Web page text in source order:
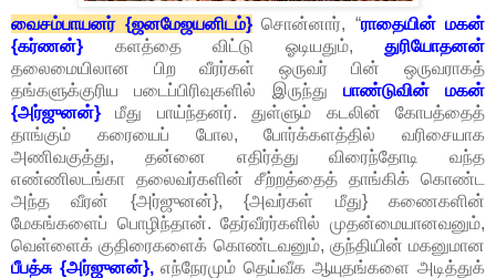
வைசம்பாயனர் {ஜனமேஜயனிடம்}சொன்னார், “ராதையின் மகன்
{கர்ணன்} களத்தை விட்டு ஓடியதும், துரியோதனன்
தலைமையிலான பிற வீரர்கள் ஒருவர் பின் ஒருவராகத்
தங்களுக்குரிய படைப்பிரிவுகளில் இருந்து பாண்டுவின் மகன்
{அர்ஜுனன்} மீது பாய்ந்தனர். துள்ளும் கடலின் கோபத்தைத்
தாங்கும் கரையைப் போல, போர்க்களத்தில் வரிசையாக
அணிவகுத்து, தன்னை எதிர்த்து விரைந்தோடி வந்த
எண்ணிலடங்கா தலைவர்களின் சீற்றத்தைத் தாங்கிக் கொண்ட
அந்த வீரன் {அர்ஜுனன்}, {அவர்கள் மீது} கணைகளின்
மேகங்களைப் பொழிந்தான். தேர்வீரர்களில் முதன்மையானவனும்,
வெள்ளைக் குதிரைகளைக் கொண்டவனும், குந்தியின் மகனுமான
பீபத்சு {அர்ஜுனன்},எந்நேரமும் தெய்வீக ஆயுதங்களை அடித்துக்